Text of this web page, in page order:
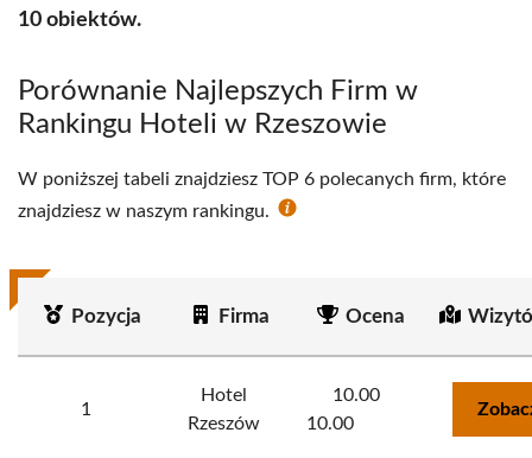
10 obiektów.
Porównanie Najlepszych Firm w
Rankingu Hoteli w Rzeszowie
W poniższej tabeli znajdziesz TOP 6 polecanych firm, które
znajdziesz w naszym rankingu.
Pozycja Firma Ocena
1
Hotel
Rzeszów
10.00
10.00